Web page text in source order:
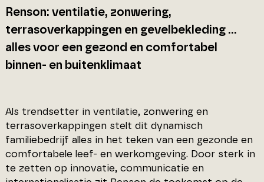
Renson: ventilatie, zonwering,
terrasoverkappingen en gevelbekleding ...
alles voor een gezond en comfortabel
binnen- en buitenklimaat
Als trendsetter in ventilatie, zonwering en
terrasoverkappingen stelt dit dynamisch
familiebedrijf alles in het teken van een gezonde en
comfortabele leef- en werkomgeving. Door sterk in
te zetten op innovatie, communicatie en